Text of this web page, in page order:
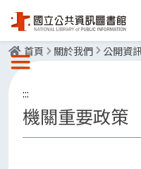
選單按鈕
首頁 關於我們 公開資
:::
機關重要政策